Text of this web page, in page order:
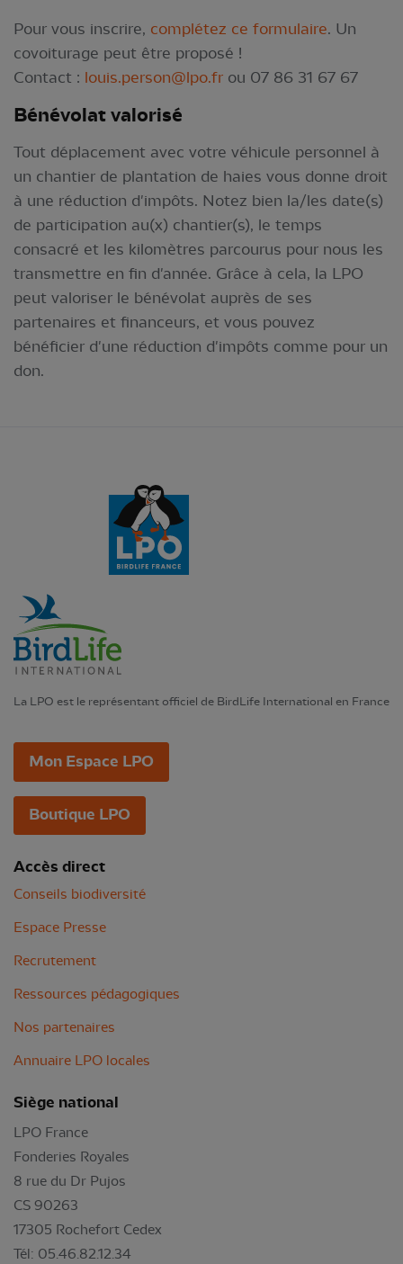
Pour vous inscrire, complétez ce formulaire. Un
covoiturage peut être proposé !
Contact : louis.person@lpo.fr ou 07 86 31 67 67
Bénévolat valorisé
Tout déplacement avec votre véhicule personnel à
un chantier de plantation de haies vous donne droit
à une réduction d'impôts. Notez bien la/les date(s)
de participation au(x) chantier(s), le temps
consacré et les kilomètres parcourus pour nous les
transmettre en fin d'année. Grâce à cela, la LPO
peut valoriser le bénévolat auprès de ses
partenaires et financeurs, et vous pouvez
bénéficier d'une réduction d'impôts comme pour un
don.
La LPO est le représentant officiel de BirdLife International en France
Mon Espace LPO
Boutique LPO
Accès direct
Conseils biodiversité
Espace Presse
Recrutement
Ressources pédagogiques
Nos partenaires
Annuaire LPO locales
Siège national
LPO France
Fonderies Royales
8 rue du Dr Pujos
CS 90263
17305 Rochefort Cedex
Tél: 05.46.82.12.34